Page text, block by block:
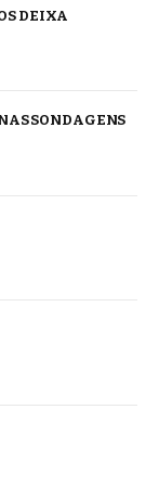
DEIXA
SONDAGENS